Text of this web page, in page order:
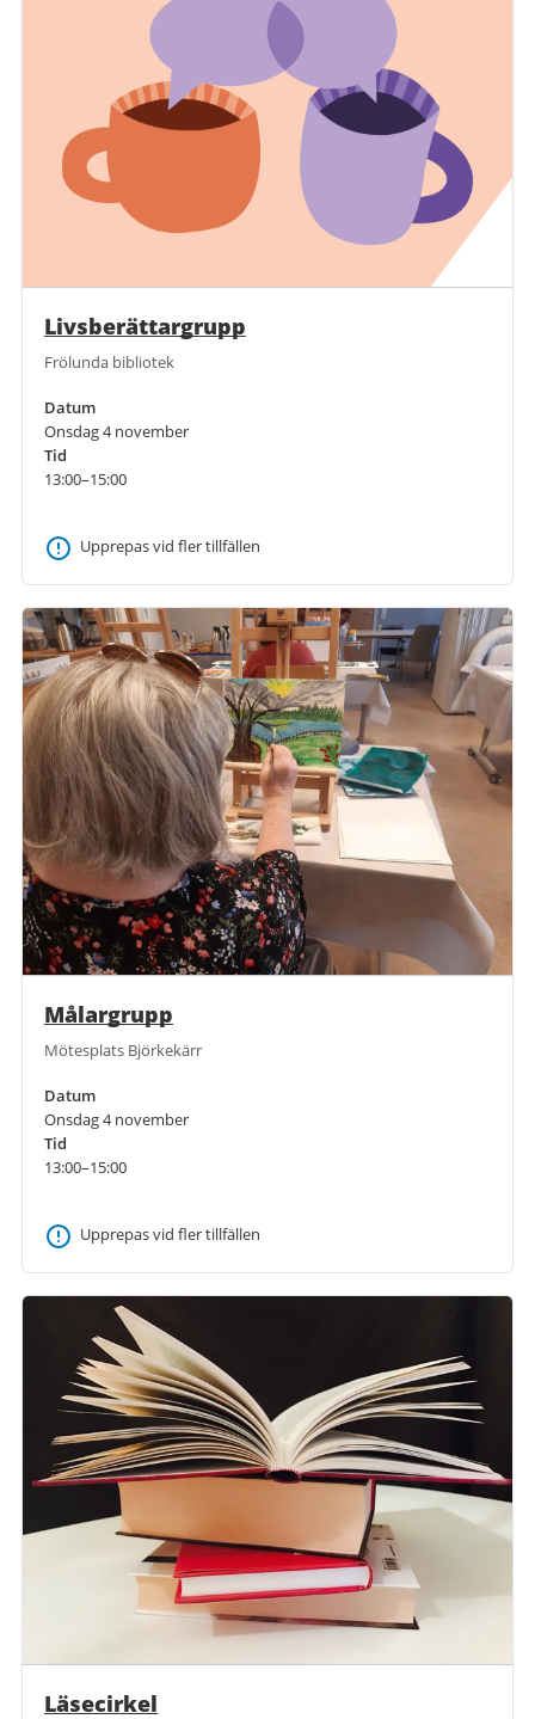
Livsberättargrupp
Frölunda bibliotek
Datum
Onsdag 4 november
Tid
13:00–15:00
Upprepas vid fler tillfällen
Målargrupp
Mötesplats Björkekärr
Datum
Onsdag 4 november
Tid
13:00–15:00
Upprepas vid fler tillfällen
Läsecirkel